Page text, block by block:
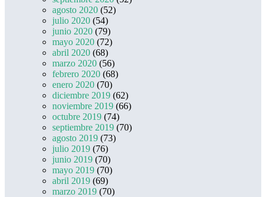
agosto 2020 (52)
julio 2020 (54)
junio 2020 (79)
mayo 2020 (72)
abril 2020 (68)
marzo 2020 (56)
febrero 2020 (68)
enero 2020 (70)
diciembre 2019 (62)
noviembre 2019 (66)
octubre 2019 (74)
septiembre 2019 (70)
agosto 2019 (73)
julio 2019 (76)
junio 2019 (70)
mayo 2019 (70)
abril 2019 (69)
marzo 2019 (70)